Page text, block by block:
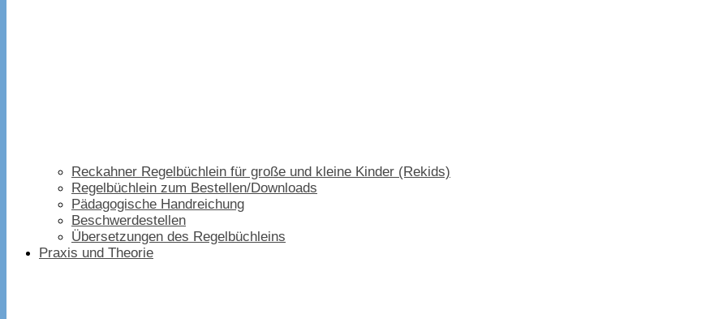
Reckahner Regelbüchlein für große und kleine Kinder (Rekids)
Regelbüchlein zum Bestellen/Downloads
Pädagogische Handreichung
Beschwerdestellen
Übersetzungen des Regelbüchleins
Praxis und Theorie